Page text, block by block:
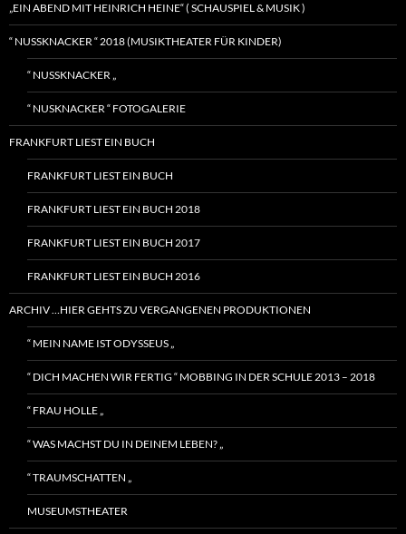
„EIN ABEND MIT HEINRICH HEINE“ ( SCHAUSPIEL & MUSIK )
“ NUSSKNACKER “ 2018 (MUSIKTHEATER FÜR KINDER)
“ NUSSKNACKER „
“ NUSKNACKER “ FOTOGALERIE
FRANKFURT LIEST EIN BUCH
FRANKFURT LIEST EIN BUCH
FRANKFURT LIEST EIN BUCH 2018
FRANKFURT LIEST EIN BUCH 2017
FRANKFURT LIEST EIN BUCH 2016
ARCHIV …HIER GEHTS ZU VERGANGENEN PRODUKTIONEN
“ MEIN NAME IST ODYSSEUS „
“ DICH MACHEN WIR FERTIG “ MOBBING IN DER SCHULE 2013 – 2018
“ FRAU HOLLE „
“ WAS MACHST DU IN DEINEM LEBEN? „
“ TRAUMSCHATTEN „
MUSEUMSTHEATER